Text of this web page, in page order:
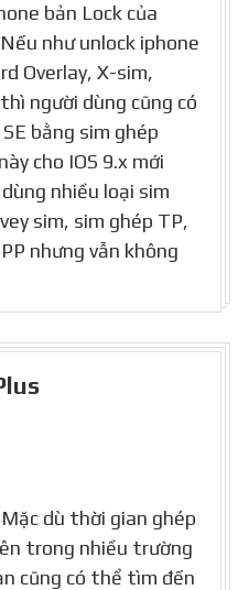
bản Lock của
như unlock iphone
Overlay, X-sim,
người dùng cũng có
bằng sim ghép
cho IOS 9.x mới
nhiều loại sim
sim, sim ghép TP,
nhưng vẫn không
dù thời gian ghép
trong nhiều trường
cũng có thể tìm đến